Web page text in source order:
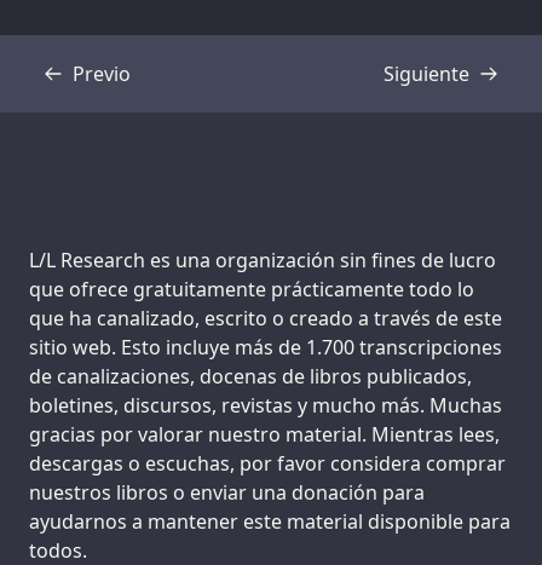
Previo
Transcripción Siguiente
Transcripción
Support us:
L/L Research es una organización sin fines de lucro
que ofrece gratuitamente prácticamente todo lo
que ha canalizado, escrito o creado a través de este
sitio web. Esto incluye más de 1.700 transcripciones
de canalizaciones, docenas de libros publicados,
boletines, discursos, revistas y mucho más. Muchas
gracias por valorar nuestro material. Mientras lees,
descargas o escuchas, por favor considera comprar
nuestros libros o enviar una donación para
ayudarnos a mantener este material disponible para
todos.